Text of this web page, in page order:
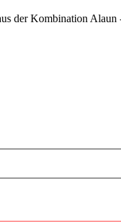
der Kombination